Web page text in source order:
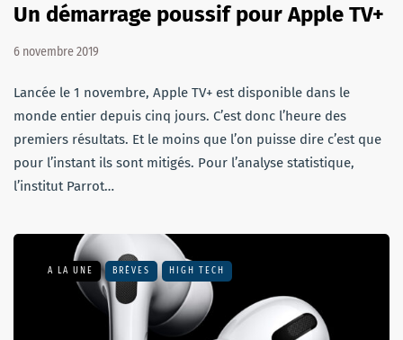
Un démarrage poussif pour Apple TV+
6 novembre 2019
Lancée le 1 novembre, Apple TV+ est disponible dans le
monde entier depuis cinq jours. C’est donc l’heure des
premiers résultats. Et le moins que l’on puisse dire c’est que
pour l’instant ils sont mitigés. Pour l’analyse statistique,
l’institut Parrot…
A LA UNE BRÈVES HIGH TECH